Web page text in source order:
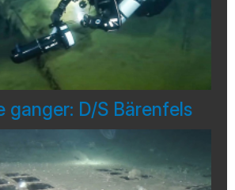
ganger: D/S Bärenfels